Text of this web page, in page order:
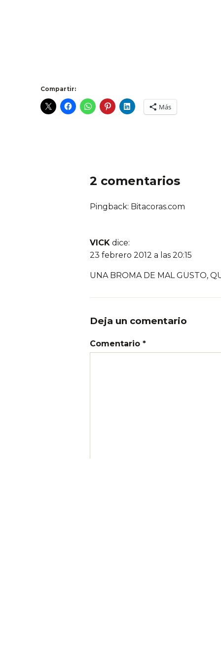
Compartir:
Más
2 comentarios
Pingback: Bitacoras.com
VICK dice:
23 febrero 2012 a las 20:15
UNA BROMA DE MAL GUSTO,
Deja un comentario
Comentario *